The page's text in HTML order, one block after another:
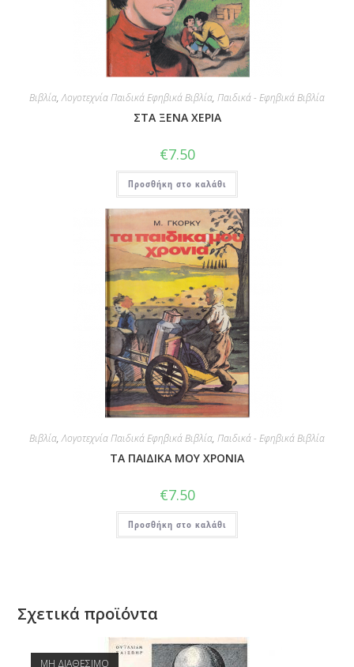
Βιβλία,Λογοτεχνία Παιδικά Εφηβικά Βιβλία, Παιδικά - Εφηβικά Βιβλία
ΣΤΑ ΞΕΝΑ ΧΕΡΙΑ
€7.50
Προσθήκη στο καλάθι
Βιβλία,Λογοτεχνία Παιδικά Εφηβικά Βιβλία, Παιδικά - Εφηβικά Βιβλία
ΤΑ ΠΑΙΔΙΚΑ ΜΟΥ ΧΡΟΝΙΑ
€7.50
Προσθήκη στο καλάθι
Σχετικά προϊόντα
ΜΗ ΔΙΑΘΕΣΙΜΟ